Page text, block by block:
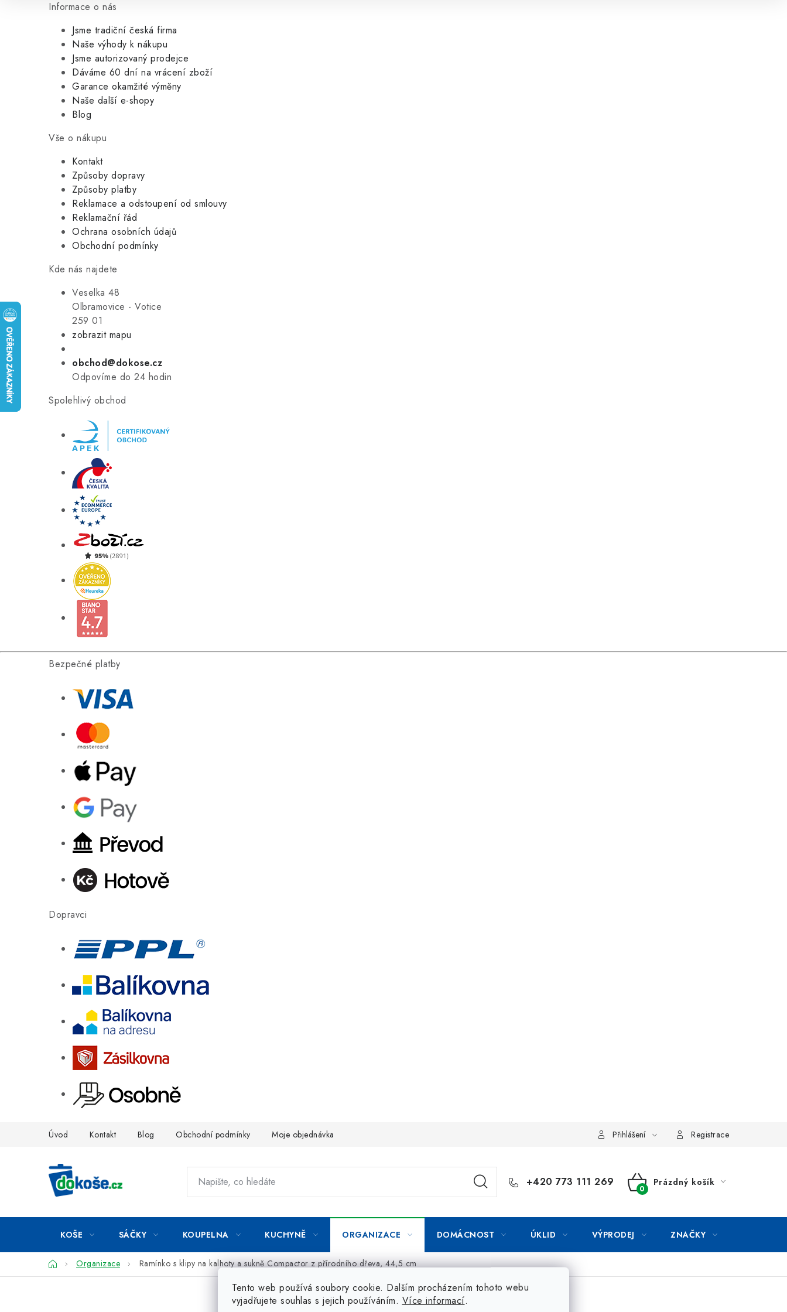
Informace o nás
Jsme tradiční česká firma
Naše výhody k nákupu
Jsme autorizovaný prodejce
Dáváme 60 dní na vrácení zboží
Garance okamžité výměny
Naše další e-shopy
Blog
Vše o nákupu
Kontakt
Způsoby dopravy
Způsoby platby
Reklamace a odstoupení od smlouvy
Reklamační řád
Ochrana osobních údajů
Obchodní podmínky
Kde nás najdete
Veselka 48
Olbramovice - Votice
259 01
zobrazit mapu
obchod@dokose.cz
Odpovíme do 24 hodin
Spolehlivý obchod
Bezpečné platby
Dopravci
Tento web používá soubory cookie. Dalším procházením tohoto webu
vyjadřujete souhlas s jejich používáním. Více informací.
Úvod Kontakt Blog Obchodní podmínky Moje objednávka Přihlášení Registrace
+420 773 111 269
NÁKUPNÍ
Prázdný košík
KOŠE SÁČKY KOUPELNA KUCHYNĚ ORGANIZACE DOMÁCNOST ÚKLID VÝPRODEJ ZNAČKY
DomůOrganizace Ramínko s klipy na kalhoty a sukně Compactor z přírodního dřeva, 44,5 cm